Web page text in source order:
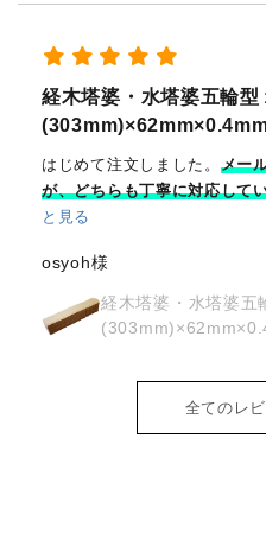
御朱印は急な対応にならざる
けん様
奉拝印
全てのレ